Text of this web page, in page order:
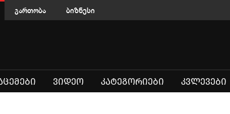
გართობა ბიზნესი
ᲕᲘᲓᲔᲝ ᲙᲐᲢᲔᲒᲝᲠᲘᲔᲑᲘ ᲙᲕᲚᲔᲕᲔᲑᲘ